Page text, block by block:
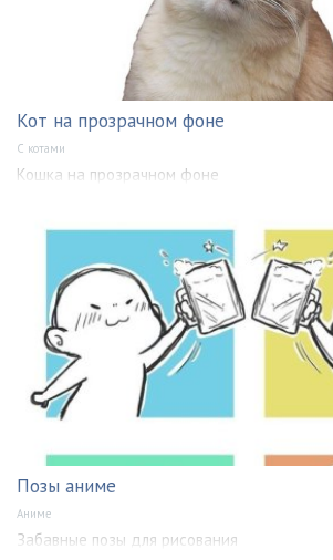
Кот на прозрачном фоне
С котами
Кошка на прозрачном фоне
Позы аниме
Аниме
Забавные позы для рисования